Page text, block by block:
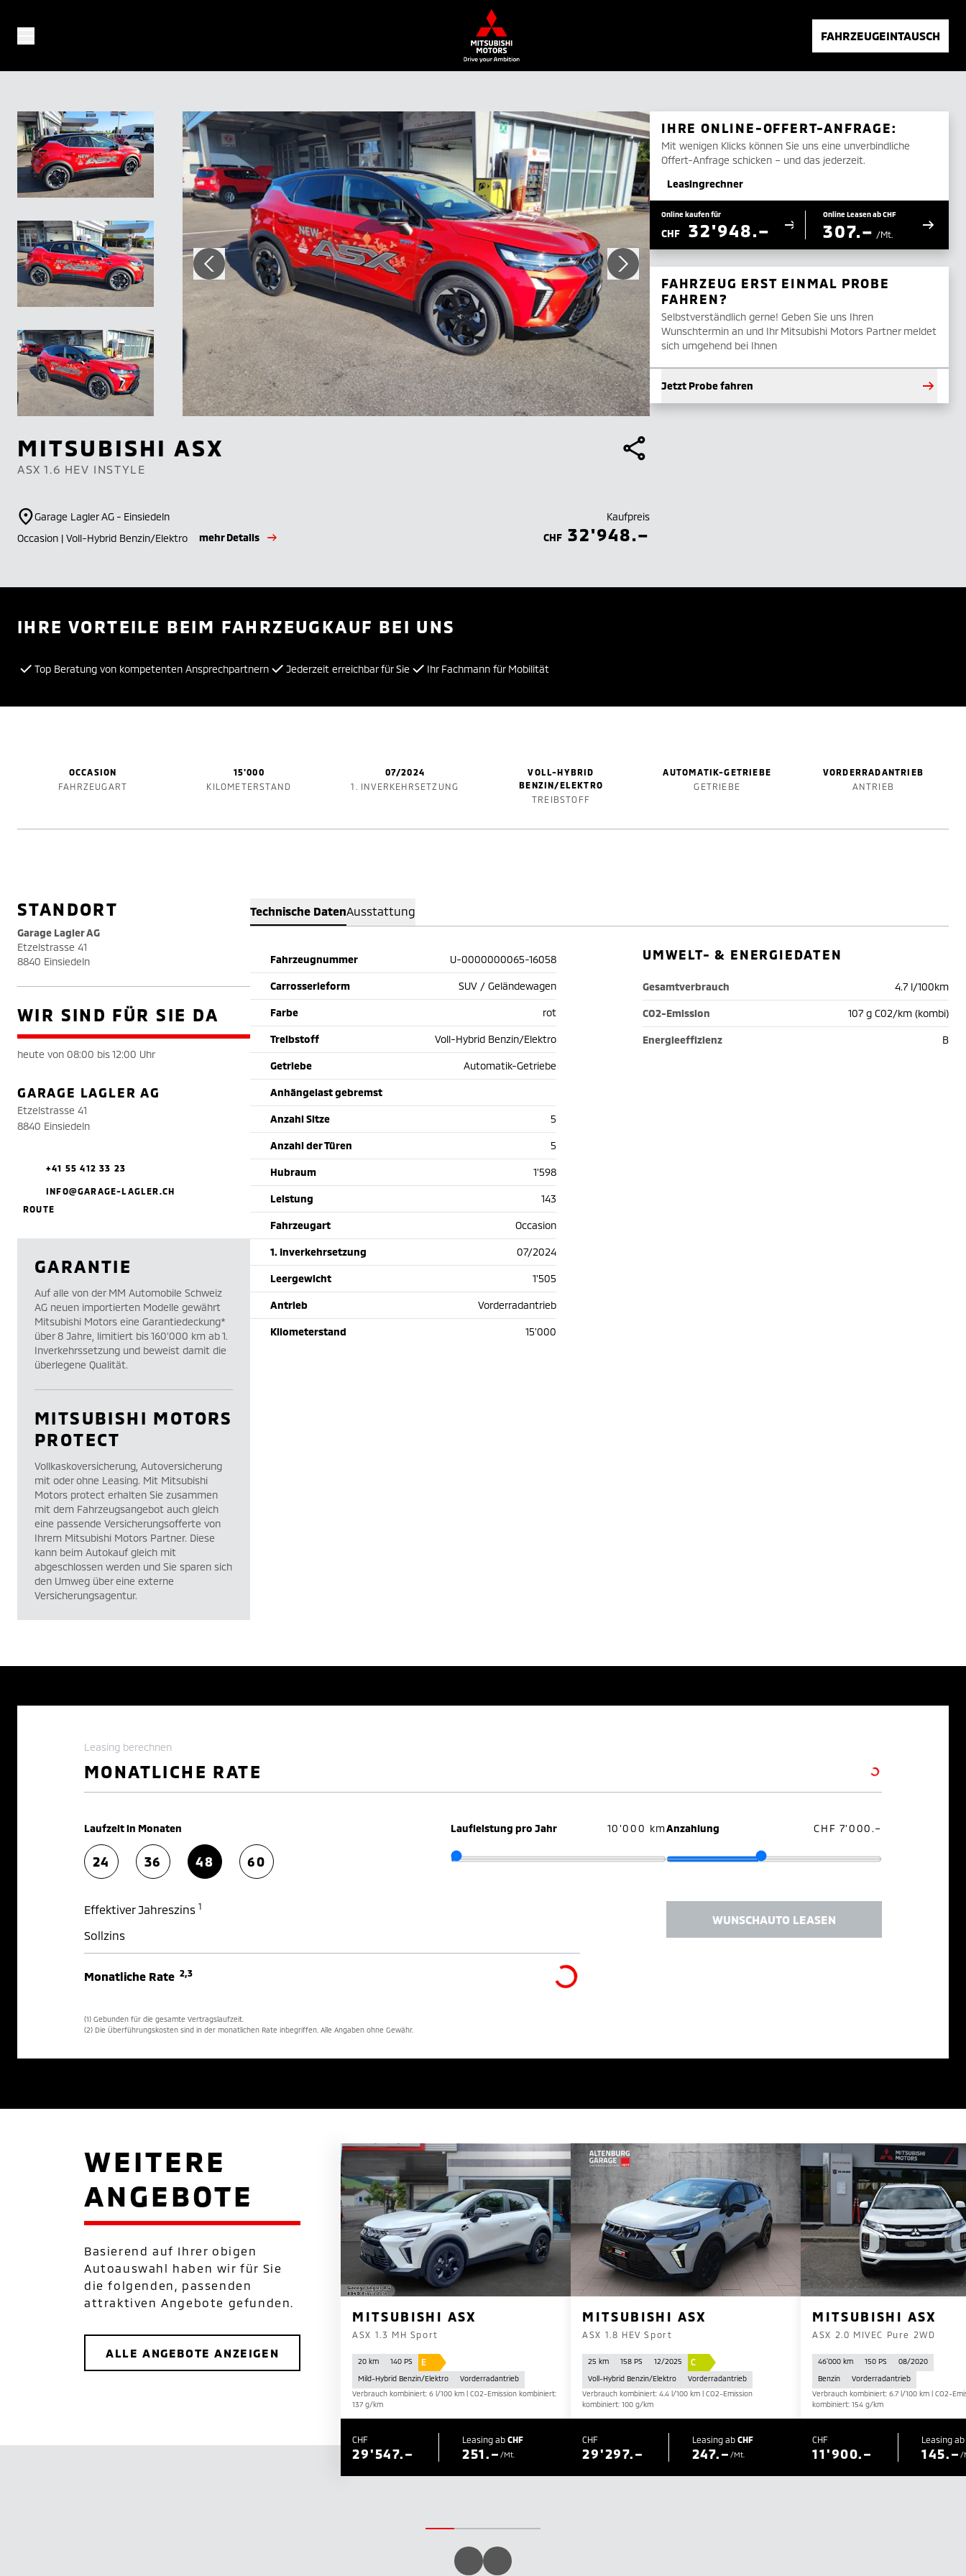
FAHRZEUGEINTAUSCH
MITSUBISHI ASX
ASX 1.6 HEV INSTYLE
Garage Lagler AG - Einsiedeln
Occasion | Voll-Hybrid Benzin/Elektro
mehr Details
Kaufpreis
CHF 32'948.–
IHRE ONLINE-OFFERT-ANFRAGE:
Mit wenigen Klicks können Sie uns eine unverbindliche
Offert-Anfrage schicken – und das jederzeit.
Leasingrechner
Online kaufen für
CHF 32'948.–
Online Leasen ab CHF
307.– /Mt.
FAHRZEUG ERST EINMAL PROBE
FAHREN?
Selbstverständlich gerne! Geben Sie uns Ihren
Wunschtermin an und Ihr Mitsubishi Motors Partner meldet
sich umgehend bei Ihnen
Jetzt Probe fahren
IHRE VORTEILE BEIM FAHRZEUGKAUF BEI UNS
Top Beratung von kompetenten Ansprechpartnern Jederzeit erreichbar für Sie Ihr Fachmann für Mobilität
OCCASION
FAHRZEUGART
15'000
KILOMETERSTAND
07/2024
1. INVERKEHRSETZUNG
VOLL-HYBRID
BENZIN/ELEKTRO
TREIBSTOFF
AUTOMATIK-GETRIEBE
GETRIEBE
VORDERRADANTRIEB
ANTRIEB
Technische DatenAusstattung
Fahrzeugnummer U-0000000065-16058
Carrosserieform SUV / Geländewagen
Farbe rot
Treibstoff Voll-Hybrid Benzin/Elektro
Getriebe Automatik-Getriebe
Anhängelast gebremst
Anzahl Sitze 5
Anzahl der Türen 5
Hubraum 1'598
Leistung 143
Fahrzeugart Occasion
1. Inverkehrsetzung 07/2024
Leergewicht 1'505
Antrieb Vorderradantrieb
Kilometerstand 15'000
UMWELT- & ENERGIEDATEN
Gesamtverbrauch 4.7 l/100km
CO2-Emission 107 g C02/km (kombi)
Energieeffizienz B
STANDORT
Garage Lagler AG
Etzelstrasse 41
8840 Einsiedeln
WIR SIND FÜR SIE DA
heute von 08:00 bis 12:00 Uhr
GARAGE LAGLER AG
Etzelstrasse 41
8840 Einsiedeln
+41 55 412 33 23
INFO@GARAGE-LAGLER.CH
ROUTE
GARANTIE
Auf alle von der MM Automobile Schweiz
AG neuen importierten Modelle gewährt
Mitsubishi Motors eine Garantiedeckung*
über 8 Jahre, limitiert bis 160’000 km ab 1.
Inverkehrssetzung und beweist damit die
überlegene Qualität.
MITSUBISHI MOTORS
PROTECT
Vollkaskoversicherung, Autoversicherung
mit oder ohne Leasing. Mit Mitsubishi
Motors protect erhalten Sie zusammen
mit dem Fahrzeugsangebot auch gleich
eine passende Versicherungsofferte von
Ihrem Mitsubishi Motors Partner. Diese
kann beim Autokauf gleich mit
abgeschlossen werden und Sie sparen sich
den Umweg über eine externe
Versicherungsagentur.
Leasing berechnen
MONATLICHE RATE
Laufzeit in Monaten
24 36 48 60
Laufleistung pro Jahr 10'000 kmAnzahlung CHF 7'000.–
Effektiver Jahreszins 1
Sollzins
Monatliche Rate 2,3
(1) Gebunden für die gesamte Vertragslaufzeit.
(2) Die Überführungskosten sind in der monatlichen Rate inbegriffen. Alle Angaben ohne Gewähr.
WUNSCHAUTO LEASEN
WEITERE
ANGEBOTE
Basierend auf Ihrer obigen
Autoauswahl haben wir für Sie
die folgenden, passenden
attraktiven Angebote gefunden.
ALLE ANGEBOTE ANZEIGEN
MITSUBISHI ASX
ASX 1.3 MH Sport
20 km 140 PS E
Mild-Hybrid Benzin/Elektro
Vorderradantrieb
Verbrauch kombiniert: 6 l/100 km | CO2-Emission kombiniert:
137 g/km
CHF
29'547.–
Leasing ab CHF
251.– /Mt.
MITSUBISHI ASX
ASX 1.8 HEV Sport
25 km 158 PS 12/2025 C
Voll-Hybrid Benzin/Elektro
Vorderradantrieb
Verbrauch kombiniert: 4.4 l/100 km | CO2-Emission
kombiniert: 100 g/km
CHF
29'297.–
Leasing ab CHF
247.– /Mt.
MITSUBISHI ASX
ASX 2.0 MIVEC Pure 2WD
46'000 km 150 PS
08/2020
Benzin
Vorderradantrieb
Verbrauch kombiniert: 6.7 l/100 km | CO2-
kombiniert: 154 g/km
CHF
11'900.–
Leasing ab
145.– /